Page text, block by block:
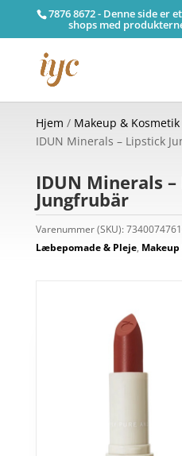
7876 8672 - Denne side
shops med
Hjem / Makeup & Kosmetik
IDUN Minerals – Lipstick
IDUN Minerals
Jungfrubär
Varenummer (SKU):
Læbepomade & Pleje,